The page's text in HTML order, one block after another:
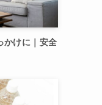
かけに｜安全